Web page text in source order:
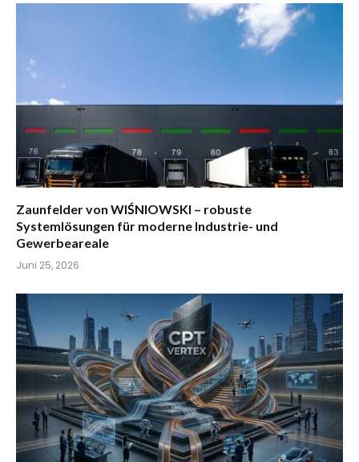
Zaunfelder von WIŚNIOWSKI – robuste
Systemlösungen für moderne Industrie- und
Gewerbeareale
Juni 25, 2026